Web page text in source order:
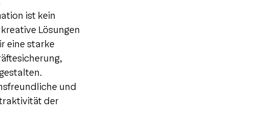
ist kein
Lösungen
eine starke
und
der